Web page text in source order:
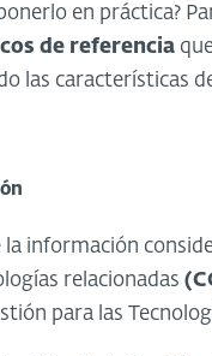
en práctica?
de referencia
las características
información
relacionadas
para las